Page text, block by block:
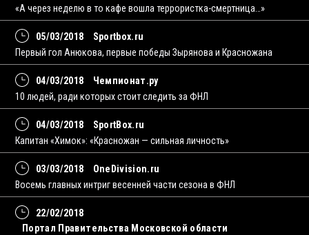
«А через неделю в то кафе вошла террористка-смертница…»
05/03/2018
Sportbox.ru
Первый гол Анюкова, первые победы Зырянова и Красножана
04/03/2018
Чемпионат.ру
10 людей, ради которых стоит следить за ФНЛ
04/03/2018
SportBox.ru
Капитан «Химок»: «Красножан — сильная личность»
03/03/2018
OneDivision.ru
Восемь главных интриг весенней части сезона в ФНЛ
22/02/2018
Портал Правительства Московской области